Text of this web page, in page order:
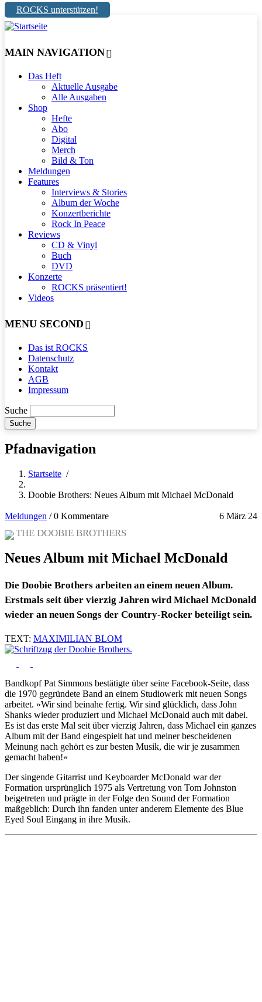
ROCKS unterstützen!
MAIN NAVIGATION
Das Heft
Aktuelle Ausgabe
Alle Ausgaben
Shop
Hefte
Abo
Digital
Merch
Bild & Ton
Meldungen
Features
Interviews & Stories
Album der Woche
Konzertberichte
Rock In Peace
Reviews
CD & Vinyl
Buch
DVD
Konzerte
ROCKS präsentiert!
Videos
MENU SECOND
Das ist ROCKS
Datenschutz
Kontakt
AGB
Impressum
Suche
Pfadnavigation
Startseite /
Doobie Brothers: Neues Album mit Michael McDonald
Meldungen 6 März 24
/0 Kommentare
THE DOOBIE BROTHERS
Neues Album mit Michael McDonald
Die Doobie Brothers arbeiten an einem neuen Album.
Erstmals seit über vierzig Jahren wird Michael McDonald
wieder an neuen Songs der Country-Rocker beteiligt sein.
TEXT: MAXIMILIAN BLOM
Bandkopf Pat Simmons bestätigte über seine Facebook-Seite, dass
die 1970 gegründete Band an einem Studiowerk mit neuen Songs
arbeitet. »Wir sind beinahe fertig. Wir sind glücklich, dass John
Shanks wieder produziert und Michael McDonald auch mit dabei.
Es ist das erste Mal seit über vierzig Jahren, dass Michael ein ganzes
Album mit der Band eingespielt hat und meiner bescheidenen
Meinung nach gehört es zur besten Musik, die wir je zusammen
gemacht haben!«
Der singende Gitarrist und Keyboarder McDonald war der
Formation ursprünglich 1975 als Vertretung von Tom Johnston
beigetreten und prägte in der Folge den Sound der Formation
maßgeblich: Durch ihn fanden unter anderem Elemente des Blue
Eyed Soul Eingang in ihre Musik.